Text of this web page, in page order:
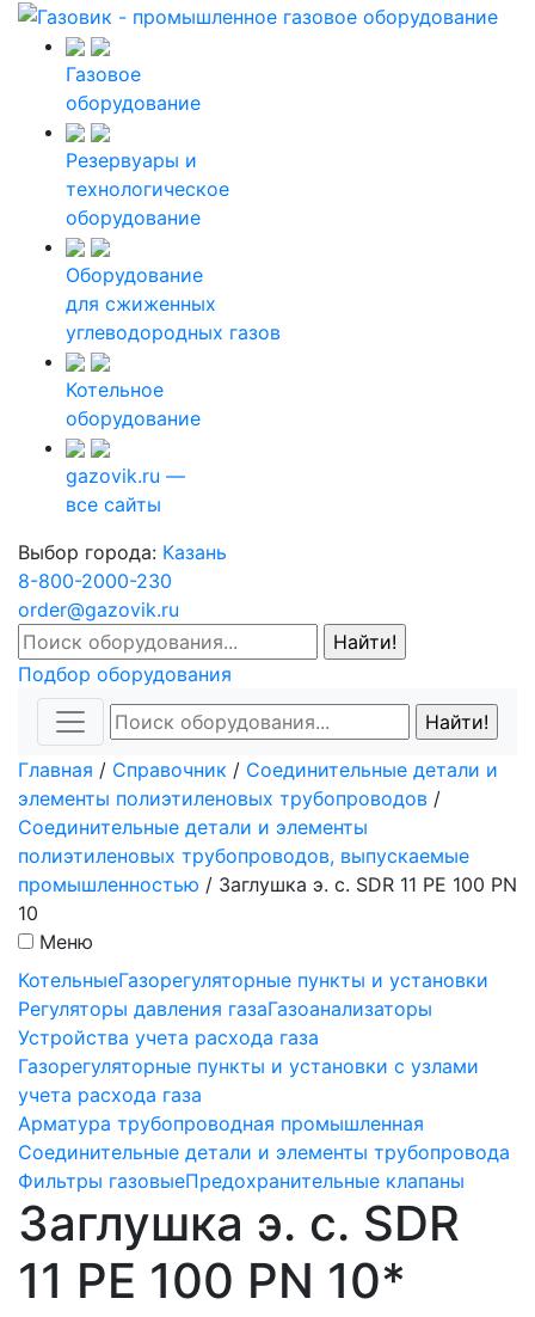
Газовое
оборудование
Резервуары и
технологическое
оборудование
Оборудование
для сжиженных
углеводородных газов
Котельное
оборудование
gazovik.ru —
все сайты
Выбор города: Казань
8-800-2000-230
order@gazovik.ru
Подбор оборудования
Главная / Справочник / Соединительные детали и
элементы полиэтиленовых трубопроводов /
Соединительные детали и элементы
полиэтиленовых трубопроводов, выпускаемые
промышленностью / Заглушка э. с. SDR 11 PE 100 PN
10
Меню
КотельныеГазорегуляторные пункты и установки
Регуляторы давления газаГазоанализаторы
Устройства учета расхода газа
Газорегуляторные пункты и установки с узлами
учета расхода газа
Арматура трубопроводная промышленная
Соединительные детали и элементы трубопровода
Фильтры газовыеПредохранительные клапаны
Заглушка э. с. SDR
11 PE 100 PN 10*